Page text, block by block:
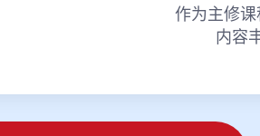
作为主修
内容